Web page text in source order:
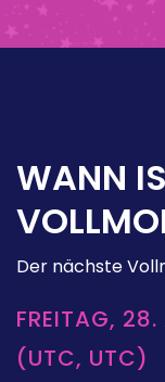
WANN
Der nächste
FREITAG,
(UTC, UTC)